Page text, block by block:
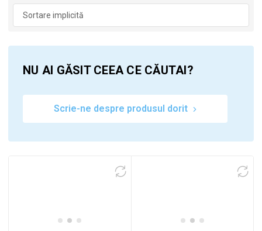
NU AI GĂSIT CEEA CE CĂUTAI?
Scrie-ne despre produsul dorit